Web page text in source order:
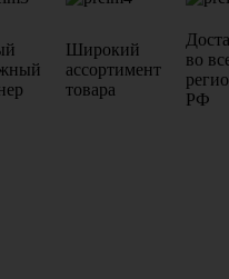
Широкий
ассортимент
товара
во
РФ